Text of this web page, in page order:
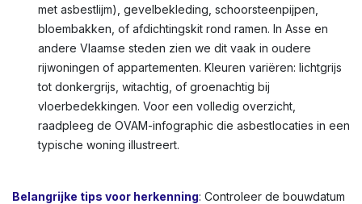
met asbestlijm), gevelbekleding, schoorsteenpijpen,
bloembakken, of afdichtingskit rond ramen. In Asse en
andere Vlaamse steden zien we dit vaak in oudere
rijwoningen of appartementen. Kleuren variëren: lichtgrijs
tot donkergrijs, witachtig, of groenachtig bij
vloerbedekkingen. Voor een volledig overzicht,
raadpleeg de OVAM-infographic die asbestlocaties in een
typische woning illustreert.
Belangrijke tips voor herkenning: Controleer de bouwdatum